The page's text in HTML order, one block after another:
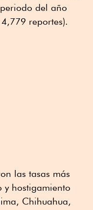
del año
reportes).
las tasas más
y hostigamiento
Chihuahua,